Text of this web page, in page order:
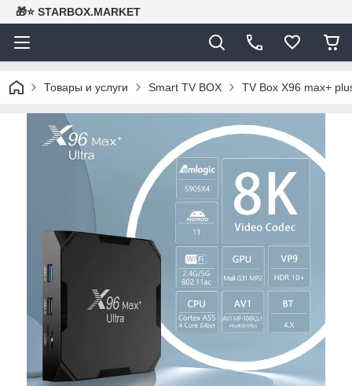
🎁⭐ STARBOX.MARKET
Товары и услуги Smart TV BOX TV Box X96 max+